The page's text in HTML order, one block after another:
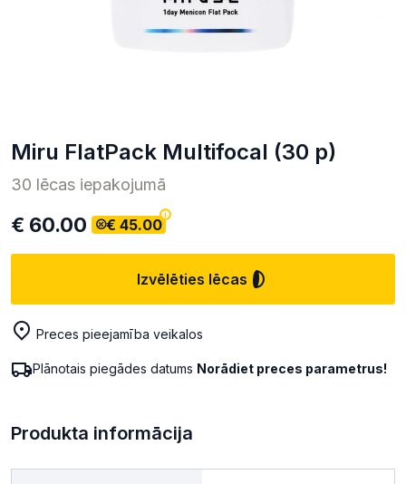
Miru FlatPack Multifocal (30 p)
30 lēcas iepakojumā
€ 60.00 € 45.00
Izvēlēties lēcas
Preces pieejamība veikalos
Plānotais piegādes datums Norādiet preces parametrus!
Produkta informācija